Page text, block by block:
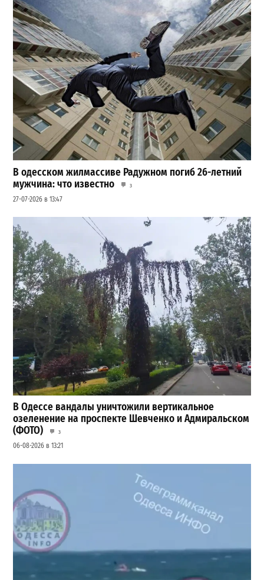
В одесском жилмассиве Радужном погиб 26-летний
мужчина: что известно
3
27-07-2026 в 13:47
В Одессе вандалы уничтожили вертикальное
озеленение на проспекте Шевченко и Адмиральском
(ФОТО)
3
06-08-2026 в 13:21